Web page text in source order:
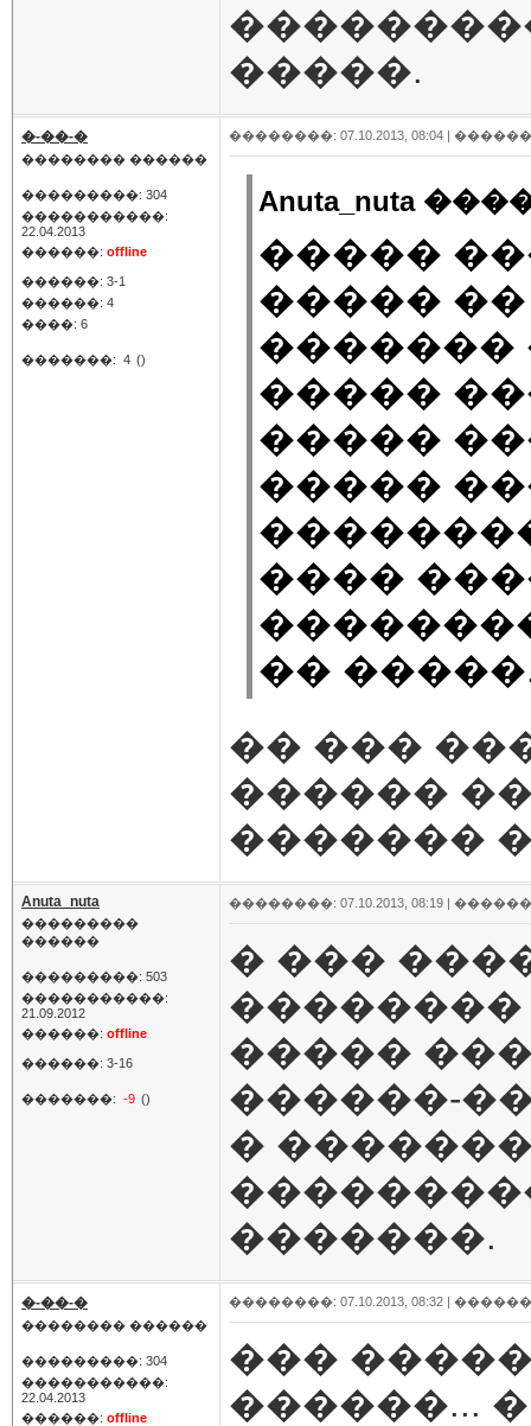
�����.
�-��-�
�������� ������
���������: 304
�����������:
22.04.2013
������: offline
������: 3-1
������: 4
����: 6
�������: 4 ()
��������: 07.10.2013, 08:04 |
Anuta_nuta
�����
�����
�������
�����
�����
�����
����
��
�� ���
������
�������
Anuta_nuta
���������
������
���������: 503
�����������:
21.09.2012
������: offline
������: 3-16
�������: -9 ()
��������: 07.10.2013, 08:19 |
� ���
��������
�����
������-
�
�������.
�-��-�
�������� ������
���������: 304
�����������:
22.04.2013
������: offline
��������: 07.10.2013, 08:32 |
���
������...